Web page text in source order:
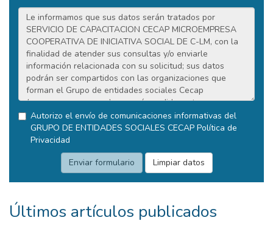
Autorizo el envío de comunicaciones informativas del
GRUPO DE ENTIDADES SOCIALES CECAP Política de
Privacidad
Últimos artículos publicados